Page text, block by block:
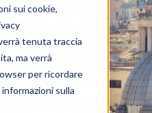
sui cookie,
tenuta traccia
ma verrà
per ricordare
sulla
Ovet.